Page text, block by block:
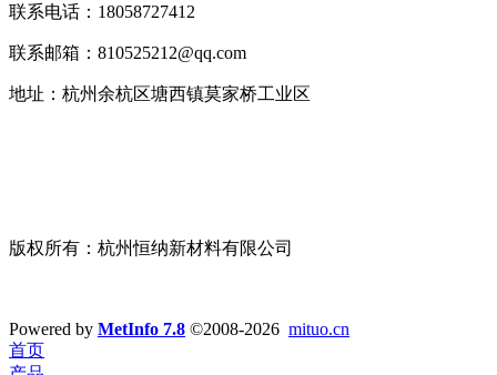
联系电话：18058727412
联系邮箱：810525212@qq.com
地址：杭州余杭区塘西镇莫家桥工业区
版权所有：杭州恒纳新材料有限公司
Powered by MetInfo 7.8 ©2008-2026 mituo.cn
首页